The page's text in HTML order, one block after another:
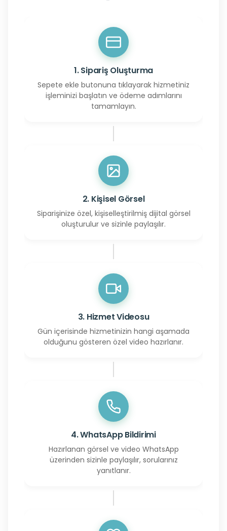
1. Sipariş Oluşturma
Sepete ekle butonuna tıklayarak hizmetiniz
işleminizi başlatın ve ödeme adımlarını
tamamlayın.
2. Kişisel Görsel
Siparişinize özel, kişiselleştirilmiş dijital görsel
oluşturulur ve sizinle paylaşılır.
3. Hizmet Videosu
Gün içerisinde hizmetinizin hangi aşamada
olduğunu gösteren özel video hazırlanır.
4. WhatsApp Bildirimi
Hazırlanan görsel ve video WhatsApp
üzerinden sizinle paylaşılır, sorularınız
yanıtlanır.